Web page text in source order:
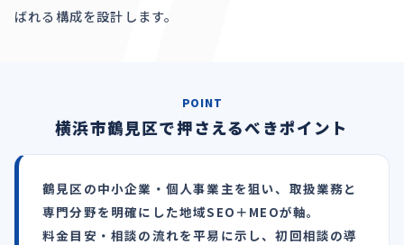
ばれる構成を設計します。
POINT
横浜市鶴見区で押さえるべきポイント
鶴見区の中小企業・個人事業主を狙い、取扱業務と
専門分野を明確にした地域SEO＋MEOが軸。
料金目安・相談の流れを平易に示し、初回相談の導